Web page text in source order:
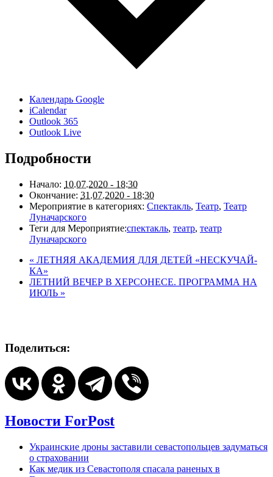
Календарь Google
iCalendar
Outlook 365
Outlook Live
Подробности
Начало: 10.07.2020 - 18:30
Окончание: 31.07.2020 - 18:30
Мероприятие в категориях: Спектакль, Театр, Театр
Луначарского
Теги для Мероприятие:спектакль, театр, театр
Луначарского
« ЛЕТНЯЯ АКАДЕМИЯ ДЛЯ ДЕТЕЙ «НЕСКУЧАЙ-
КА»
ЛЕТНИЙ ВЕЧЕР В ХЕРСОНЕСЕ. ПРОГРАММА НА
ИЮЛЬ »
Поделиться:
Новости ForPost
Украинские дроны заставили севастопольцев задуматься
о страховании
Как медик из Севастополя спасала раненых в